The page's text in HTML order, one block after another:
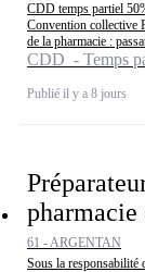
CDD temps partiel
Convention collective
de la pharmacie :
CDD - Temps
Publié il y a 8 jours
61 - ARGENTAN
Sous la responsabilité